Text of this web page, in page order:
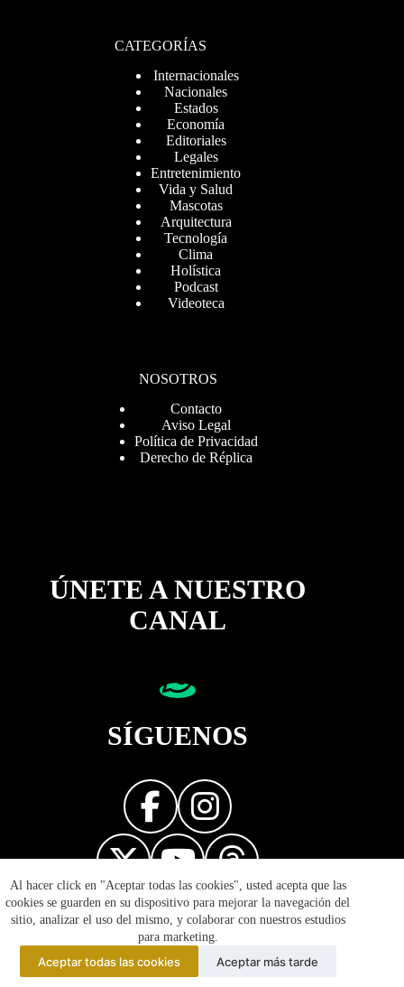
Al hacer click en "Aceptar todas las cookies", usted acepta que las
cookies se guarden en su dispositivo para mejorar la navegación del
sitio, analizar el uso del mismo, y colaborar con nuestros estudios
para marketing.
Aceptar todas las cookies Aceptar más tarde
CATEGORÍAS
Internacionales
Nacionales
Estados
Economía
Editoriales
Legales
Entretenimiento
Vida y Salud
Mascotas
Arquitectura
Tecnología
Clima
Holística
Podcast
Videoteca
NOSOTROS
Contacto
Aviso Legal
Política de Privacidad
Derecho de Réplica
ÚNETE A NUESTRO
CANAL
SÍGUENOS
Diseñador web
© 2026 Reflejos de la Política - Prohibida la reproducción